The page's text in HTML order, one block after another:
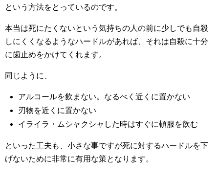
という方法をとっているのです。
本当は死にたくないという気持ちの人の前に少しでも自殺
しにくくなるようなハードルがあれば、それは自殺に十分
に歯止めをかけてくれます。
同じように、
アルコールを飲まない。なるべく近くに置かない
刃物を近くに置かない
イライラ・ムシャクシャした時はすぐに頓服を飲む
といった工夫も、小さな事ですが死に対するハードルを下
げないために非常に有用な策となります。